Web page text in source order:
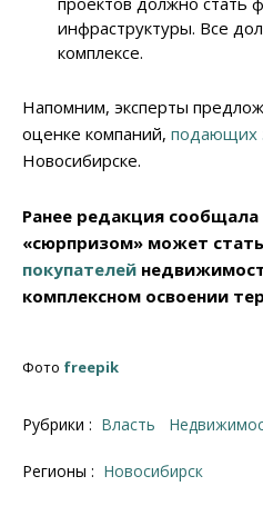
инфраструктуры. Все
комплексе.
Напомним, эксперты
оценке компаний, подающих
Новосибирске.
Ранее редакция
«сюрпризом» может стать
покупателей
комплексном освоении
Фото freepik
Рубрики : Власть
Регионы : Новосибирск